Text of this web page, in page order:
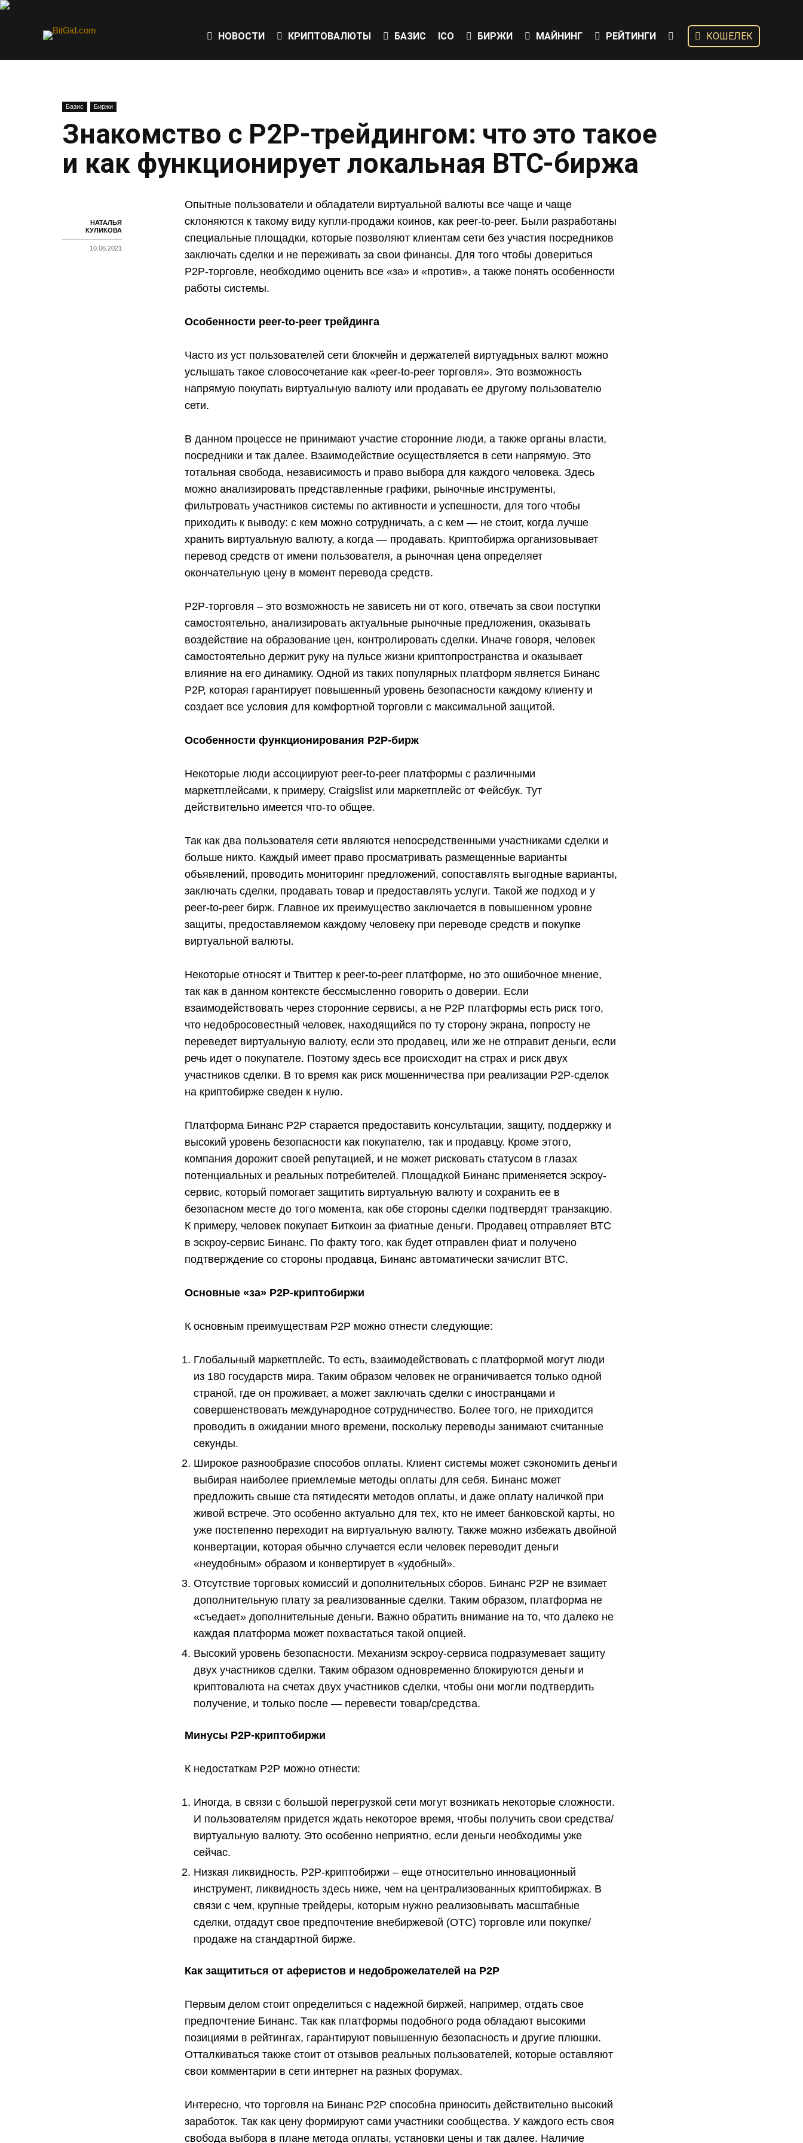
НОВОСТИ КРИПТОВАЛЮТЫ БАЗИС ICO БИРЖИ МАЙНИНГ РЕЙТИНГИ КОШЕЛЕК
Базис Биржи
Знакомство с P2P-трейдингом: что это такое
и как функционирует локальная ВТС-биржа
НАТАЛЬЯ
КУЛИКОВА
10.06.2021
Опытные пользователи и обладатели виртуальной валюты все чаще и чаще
склоняются к такому виду купли-продажи коинов, как peer-to-peer. Были разработаны
специальные площадки, которые позволяют клиентам сети без участия посредников
заключать сделки и не переживать за свои финансы. Для того чтобы довериться
Р2Р-торговле, необходимо оценить все «за» и «против», а также понять особенности
работы системы.
Особенности peer-to-peer трейдинга
Часто из уст пользователей сети блокчейн и держателей виртуадьных валют можно
услышать такое словосочетание как «peer-to-peer торговля». Это возможность
напрямую покупать виртуальную валюту или продавать ее другому пользователю
сети.
В данном процессе не принимают участие сторонние люди, а также органы власти,
посредники и так далее. Взаимодействие осуществляется в сети напрямую. Это
тотальная свобода, независимость и право выбора для каждого человека. Здесь
можно анализировать представленные графики, рыночные инструменты,
фильтровать участников системы по активности и успешности, для того чтобы
приходить к выводу: с кем можно сотрудничать, а с кем — не стоит, когда лучше
хранить виртуальную валюту, а когда — продавать. Криптобиржа организовывает
перевод средств от имени пользователя, а рыночная цена определяет
окончательную цену в момент перевода средств.
P2P-торговля – это возможность не зависеть ни от кого, отвечать за свои поступки
самостоятельно, анализировать актуальные рыночные предложения, оказывать
воздействие на образование цен, контролировать сделки. Иначе говоря, человек
самостоятельно держит руку на пульсе жизни криптопространства и оказывает
влияние на его динамику. Одной из таких популярных платформ является Бинанс
Р2Р, которая гарантирует повышенный уровень безопасности каждому клиенту и
создает все условия для комфортной торговли с максимальной защитой.
Особенности функционирования Р2Р-бирж
Некоторые люди ассоциируют peer-to-peer платформы с различными
маркетплейсами, к примеру, Craigslist или маркетплейс от Фейсбук. Тут
действительно имеется что-то общее.
Так как два пользователя сети являются непосредственными участниками сделки и
больше никто. Каждый имеет право просматривать размещенные варианты
объявлений, проводить мониторинг предложений, сопоставлять выгодные варианты,
заключать сделки, продавать товар и предоставлять услуги. Такой же подход и у
peer-to-peer бирж. Главное их преимущество заключается в повышенном уровне
защиты, предоставляемом каждому человеку при переводе средств и покупке
виртуальной валюты.
Некоторые относят и Твиттер к peer-to-peer платформе, но это ошибочное мнение,
так как в данном контексте бессмысленно говорить о доверии. Если
взаимодействовать через сторонние сервисы, а не Р2Р платформы есть риск того,
что недобросовестный человек, находящийся по ту сторону экрана, попросту не
переведет виртуальную валюту, если это продавец, или же не отправит деньги, если
речь идет о покупателе. Поэтому здесь все происходит на страх и риск двух
участников сделки. В то время как риск мошенничества при реализации Р2Р-сделок
на криптобирже сведен к нулю.
Платформа Бинанс Р2Р старается предоставить консультации, защиту, поддержку и
высокий уровень безопасности как покупателю, так и продавцу. Кроме этого,
компания дорожит своей репутацией, и не может рисковать статусом в глазах
потенциальных и реальных потребителей. Площадкой Бинанс применяется эскроу-
сервис, который помогает защитить виртуальную валюту и сохранить ее в
безопасном месте до того момента, как обе стороны сделки подтвердят транзакцию.
К примеру, человек покупает Биткоин за фиатные деньги. Продавец отправляет ВТС
в эскроу-сервис Бинанс. По факту того, как будет отправлен фиат и получено
подтверждение со стороны продавца, Бинанс автоматически зачислит ВТС.
Основные «за» P2P-криптобиржи
К основным преимуществам P2P можно отнести следующие:
Глобальный маркетплейс. То есть, взаимодействовать с платформой могут люди
из 180 государств мира. Таким образом человек не ограничивается только одной
страной, где он проживает, а может заключать сделки с иностранцами и
совершенствовать международное сотрудничество. Более того, не приходится
проводить в ожидании много времени, поскольку переводы занимают считанные
секунды.
Широкое разнообразие способов оплаты. Клиент системы может сэкономить деньги
выбирая наиболее приемлемые методы оплаты для себя. Бинанс может
предложить свыше ста пятидесяти методов оплаты, и даже оплату наличкой при
живой встрече. Это особенно актуально для тех, кто не имеет банковской карты, но
уже постепенно переходит на виртуальную валюту. Также можно избежать двойной
конвертации, которая обычно случается если человек переводит деньги
«неудобным» образом и конвертирует в «удобный».
Отсутствие торговых комиссий и дополнительных сборов. Бинанс Р2Р не взимает
дополнительную плату за реализованные сделки. Таким образом, платформа не
«съедает» дополнительные деньги. Важно обратить внимание на то, что далеко не
каждая платформа может похвастаться такой опцией.
Высокий уровень безопасности. Механизм эскроу-сервиса подразумевает защиту
двух участников сделки. Таким образом одновременно блокируются деньги и
криптовалюта на счетах двух участников сделки, чтобы они могли подтвердить
получение, и только после — перевести товар/средства.
Минусы P2P-криптобиржи
К недостаткам P2P можно отнести:
Иногда, в связи с большой перегрузкой сети могут возникать некоторые сложности.
И пользователям придется ждать некоторое время, чтобы получить свои средства/
виртуальную валюту. Это особенно неприятно, если деньги необходимы уже
сейчас.
Низкая ликвидность. P2P-криптобиржи – еще относительно инновационный
инструмент, ликвидность здесь ниже, чем на централизованных криптобиржах. В
связи с чем, крупные трейдеры, которым нужно реализовывать масштабные
сделки, отдадут свое предпочтение внебиржевой (OTC) торговле или покупке/
продаже на стандартной бирже.
Как защититься от аферистов и недоброжелателей на P2P
Первым делом стоит определиться с надежной биржей, например, отдать свое
предпочтение Бинанс. Так как платформы подобного рода обладают высокими
позициями в рейтингах, гарантируют повышенную безопасность и другие плюшки.
Отталкиваться также стоит от отзывов реальных пользователей, которые оставляют
свои комментарии в сети интернет на разных форумах.
Интересно, что торговля на Бинанс Р2Р способна приносить действительно высокий
заработок. Так как цену формируют сами участники сообщества. У каждого есть своя
свобода выбора в плане метода оплаты, установки цены и так далее. Наличие